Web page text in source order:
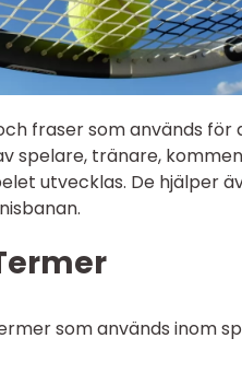
fraser som används
spelare, tränare,
utvecklas. De hjälper
som används inom